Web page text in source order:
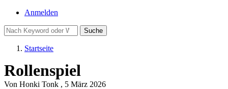
Benutzermenü
Anmelden
Suche
Startseite
Rollenspiel
Von Honki Tonk , 5 März 2026